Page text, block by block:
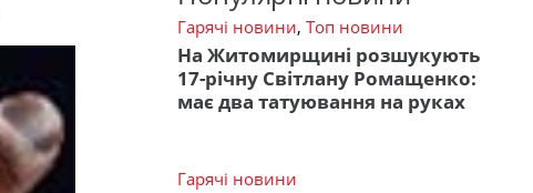
Гарячі новини, Топ новини
На Житомирщині розшукують
17-річну Світлану Ромащенко:
має два татуювання на руках
Гарячі новини